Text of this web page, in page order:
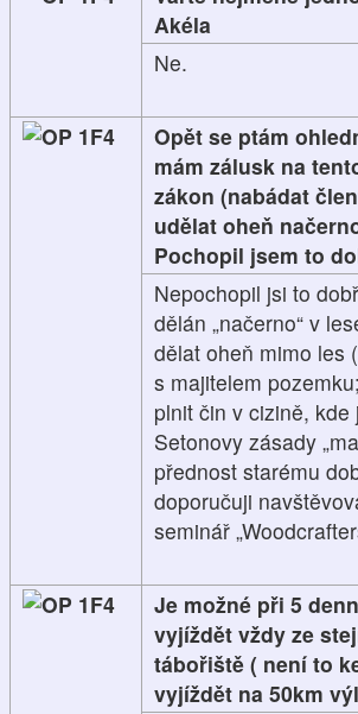
Akéla
Ne.
1F4
Opět se ptám
mám zálusk na
zákon (nabádat
udělat oheň
Pochopil jsem to
Nepochopil jsi to
dělán „načerno“ v
dělat oheň mimo les
s majitelem
plnit čin v cizině,
Setonovy zásady
přednost starému
doporučuji
seminář
1F4
Je možné při 5
vyjíždět vždy ze
tábořiště ( není to
vyjíždět na 50km